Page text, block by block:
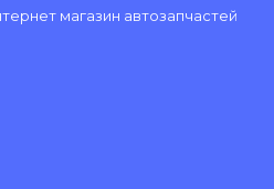
магазин автозапчастей